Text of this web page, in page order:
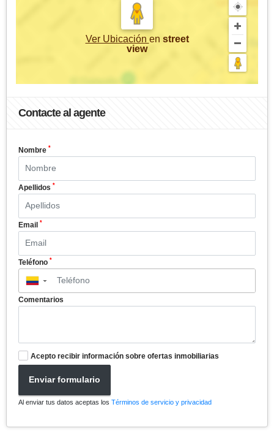
Ver Ubicación en street
view
Contacte al agente
Nombre *
Apellidos *
Email *
Teléfono *
▼
Comentarios
Acepto recibir información sobre ofertas inmobiliarias
Enviar formulario
Al enviar tus datos aceptas los Términos de servicio y privacidad